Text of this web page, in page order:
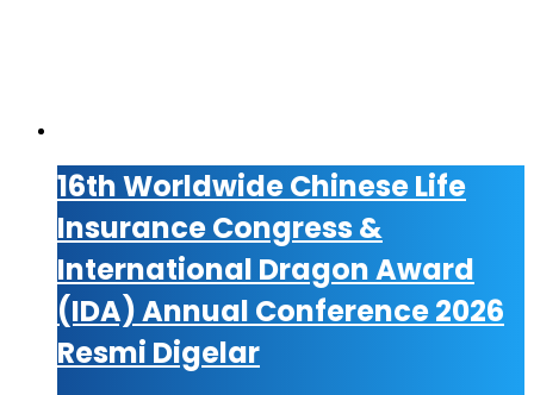
16th Worldwide Chinese Life
Insurance Congress &
International Dragon Award
(IDA) Annual Conference 2026
Resmi Digelar